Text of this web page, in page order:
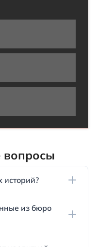
вопросы
историй?
информацию о
России и
из бюро